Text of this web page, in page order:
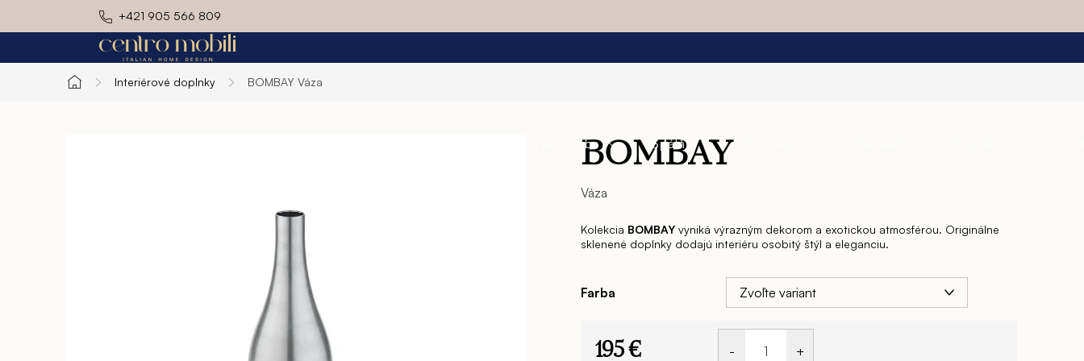
+421 905 566 809
Obývacia izba Spálňa
Domov
Interiérové doplnky BOMBAY Váza
BOMBAY
Váza
Kolekcia BOMBAY vyniká výrazným dekorom a exotickou atmosférou. Originálne
sklenené doplnky dodajú interiéru osobitý štýl a eleganciu.
Farba
195 €